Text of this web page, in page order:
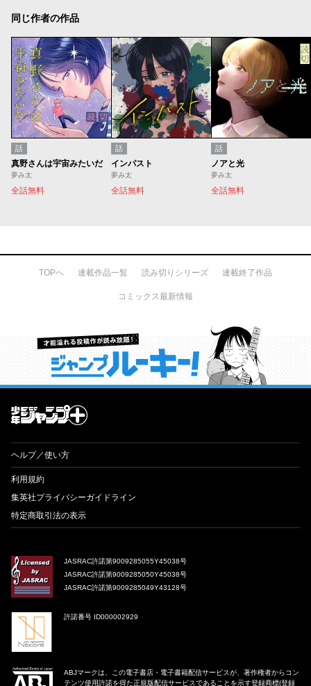
同じ作者の作品
話
真野さんは宇宙みたいだ
夢み太
全話無料
話
インパスト
夢み太
全話無料
話
ノアと光
夢み太
全話無料
TOPへ 連載作品一覧 読み切りシリーズ 連載終了作品
コミックス最新情報
才能溢れる投稿作が読み放題！ ジャンプルーキー！
ヘルプ／使い方
利用規約
集英社プライバシーガイドライン
特定商取引法の表示
JASRAC許諾第9009285055Y45038号
JASRAC許諾第9009285050Y45038号
JASRAC許諾第9009285049Y43128号
許諾番号 ID000002929
ABJマークは、この電子書店・電子書籍配信サービスが、著作権者からコン
テンツ使用許諾を得た正規版配信サービスであることを示す登録商標(登録